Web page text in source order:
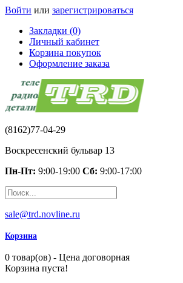
Войти или зарегистрироваться
Закладки (0)
Личный кабинет
Корзина покупок
Оформление заказа
(8162)77-04-29
Воскресенский бульвар 13
Пн-Пт: 9:00-19:00 Сб: 9:00-17:00
sale@trd.novline.ru
Корзина
0 товар(ов) - Цена договорная
Корзина пуста!